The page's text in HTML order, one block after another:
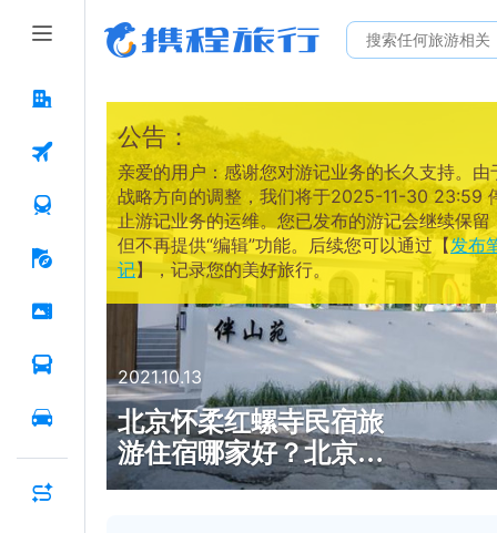
公告：
亲爱的用户：感谢您对游记业务的长久支持。由
战略方向的调整，我们将于2025-11-30 23:59
止游记业务的运维。您已发布的游记会继续保留
但不再提供“编辑”功能。后续您可以通过【发布
记】，记录您的美好旅行。
2021.10.13
北京怀柔红螺寺民宿旅
游住宿哪家好？北京怀
柔红螺寺伴山苑民宿